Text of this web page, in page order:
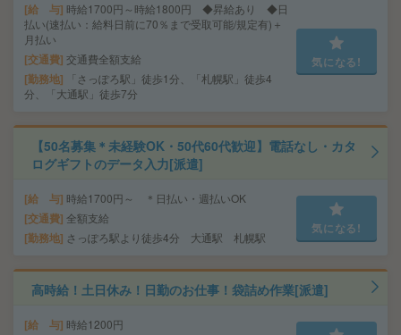
給 与 時給1700円～時給1800円 ◆昇給あり ◆日
払い(速払い：給料日前に70％まで受取可能/規定有)＋
月払い
交通費 交通費全額支給
勤務地
「さっぽろ駅」徒歩1分、「札幌駅」徒歩4
分、「大通駅」徒歩7分
気になる!
【50名募集＊未経験OK・50代60代歓迎】電話なし・カタ
ログギフトのデータ入力[派遣]
給 与 時給1700円～ ＊日払い・週払いOK
交通費 全額支給
勤務地 さっぽろ駅より徒歩4分 大通駅 札幌駅
気になる!
高時給！土日休み！日勤のお仕事！袋詰め作業[派遣]
給 与 時給1200円